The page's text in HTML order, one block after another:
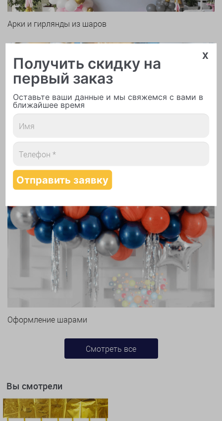
Арки и гирлянды из шаров
Надутие шаров гелием
Оформление шарами
Смотреть все
Вы смотрели
x
Получить скидку на
первый заказ
Оставьте ваши данные и мы свяжемся с вами в
ближайшее время